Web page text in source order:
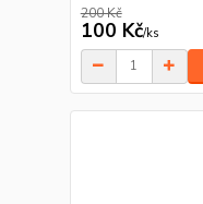
200 Kč
100 Kč/ks